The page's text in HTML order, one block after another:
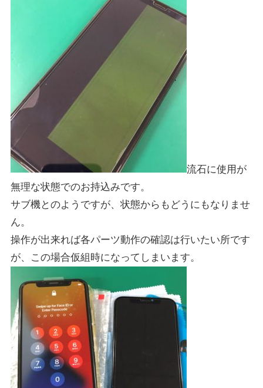
流石に使用が
無理な状態でのお持込みです。
サブ機とのようですが、状態からもどうにもなりませ
ん。
操作が出来れば各パーツ動作の確認は行いたい所です
が、この場合仮組時になってしまいます。